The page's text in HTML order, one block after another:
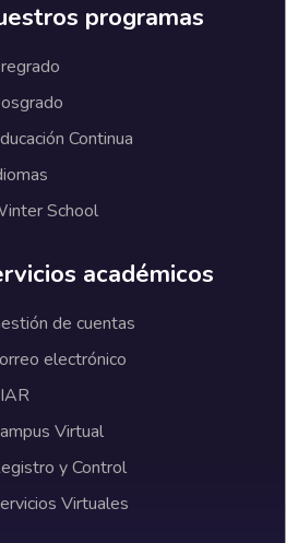
programas
Continua
School
académicos
de cuentas
electrónico
Virtual
y Control
Virtuales